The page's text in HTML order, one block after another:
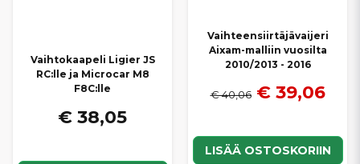
Vaihtokaapeli Ligier JS
RC:lle ja Microcar M8
F8C:lle
€ 38,05
Vaihteensiirtäjävaijeri
Aixam-malliin vuosilta
2010/2013 - 2016
€ 40,06 € 39,06
LISÄÄ OSTOSKORIIN